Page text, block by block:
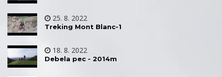
25. 8. 2022
Treking Mont Blanc-1
18. 8. 2022
Debela pec - 2014m